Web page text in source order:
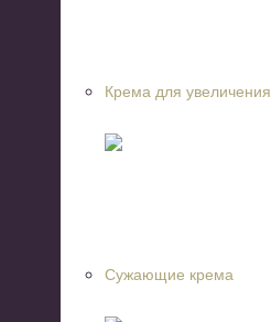
Крема для увеличения
Сужающие крема